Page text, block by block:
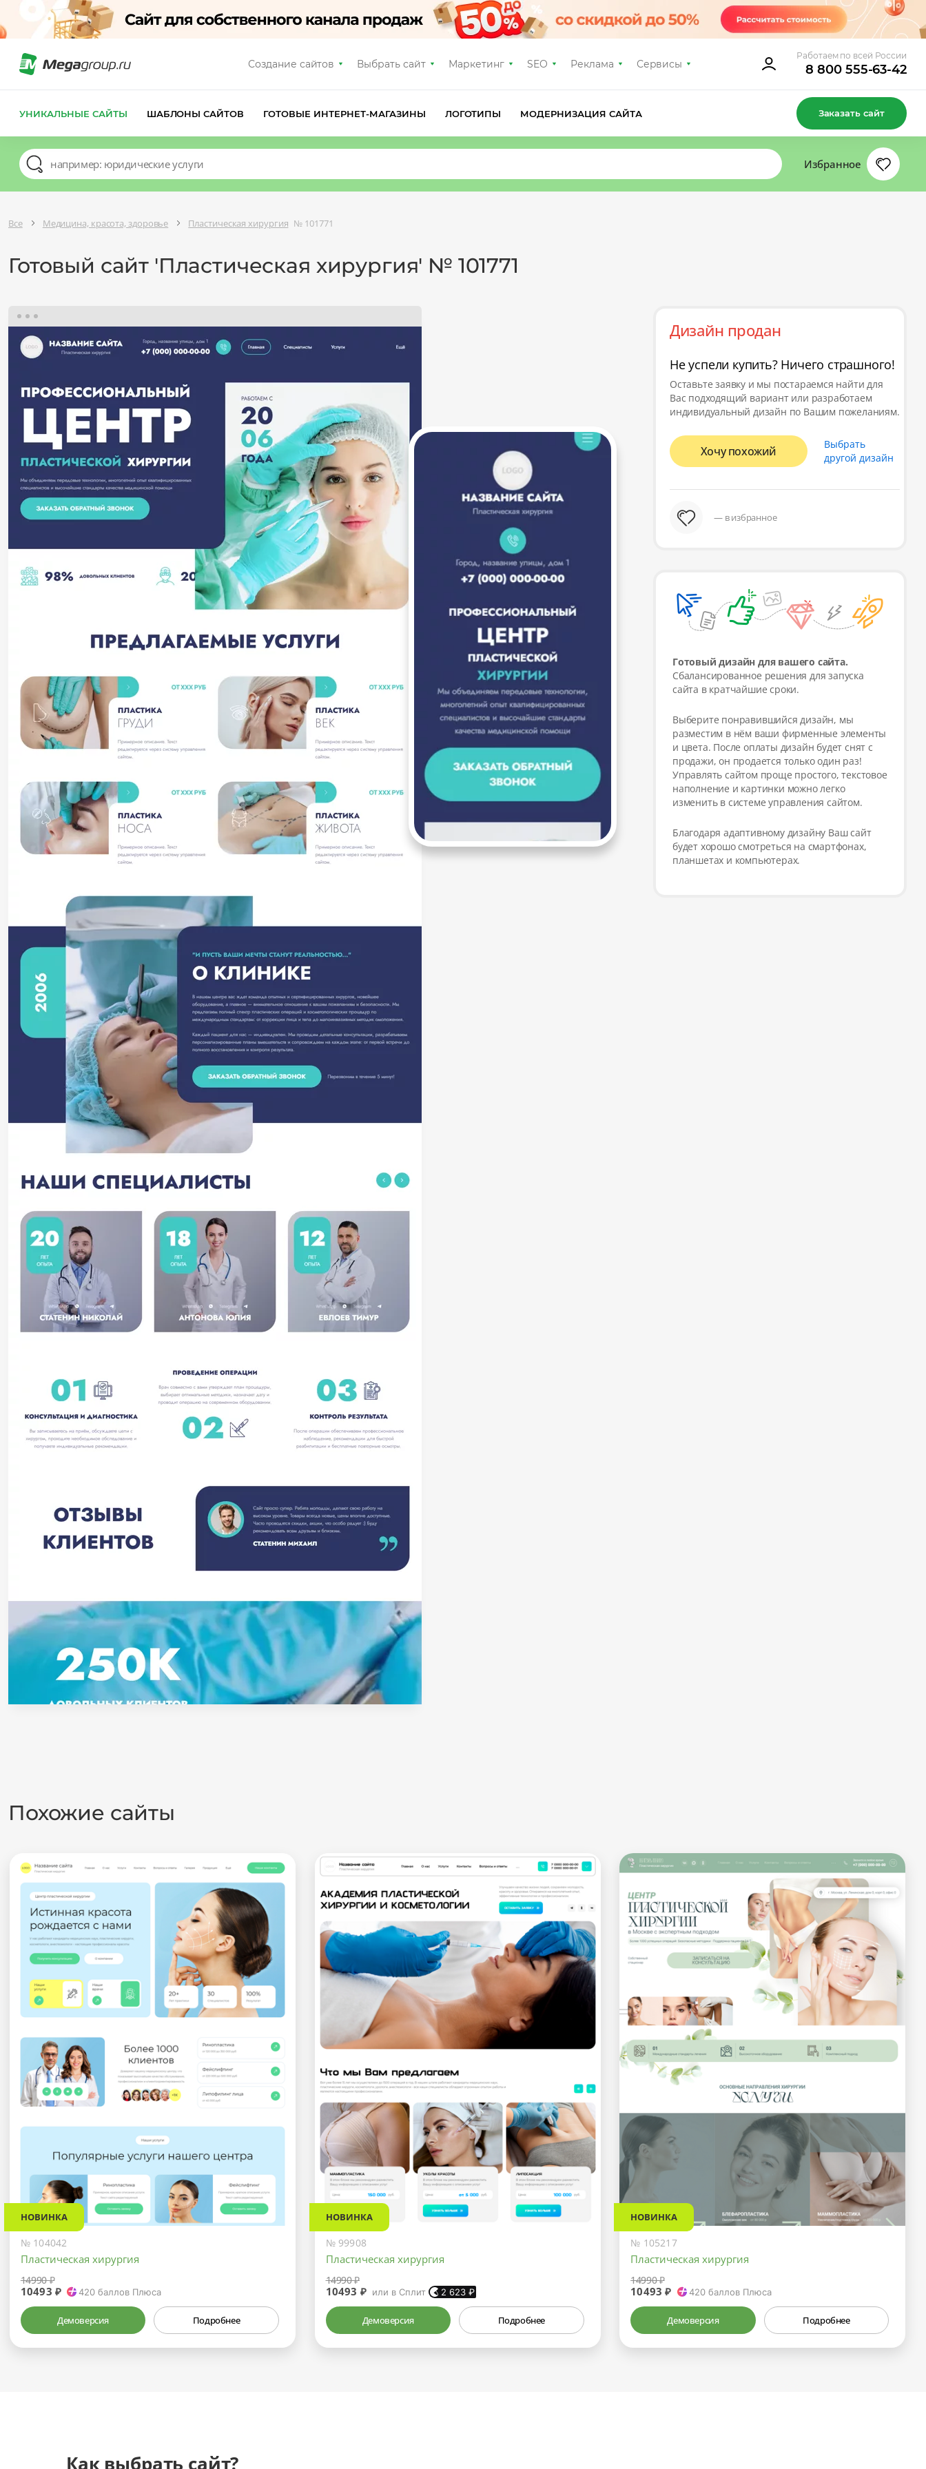
Создание сайтов Выбрать сайт Маркетинг SEO Реклама Сервисы
Работаем по всей России
8 800 555-63-42
УНИКАЛЬНЫЕ САЙТЫ ШАБЛОНЫ САЙТОВ ГОТОВЫЕ ИНТЕРНЕТ-МАГАЗИНЫ ЛОГОТИПЫ МОДЕРНИЗАЦИЯ САЙТА Заказать сайт
Избранное
Все Медицина, красота, здоровье Пластическая хирургия № 101771
Готовый сайт 'Пластическая хирургия' № 101771
Дизайн продан
Не успели купить? Ничего страшного!
Оставьте заявку и мы постараемся найти для
Вас подходящий вариант или разработаем
индивидуальный дизайн по Вашим пожеланиям.
Хочу похожий
Выбрать
другой дизайн
— в избранное
Готовый дизайн для вашего сайта.
Сбалансированное решения для запуска
сайта в кратчайшие сроки.
Выберите понравившийся дизайн, мы
разместим в нём ваши фирменные элементы
и цвета. После оплаты дизайн будет снят с
продажи, он продается только один раз!
Управлять сайтом проще простого, текстовое
наполнение и картинки можно легко
изменить в системе управления сайтом.
Благодаря адаптивному дизайну Ваш сайт
будет хорошо смотреться на смартфонах,
планшетах и компьютерах.
Похожие сайты
НОВИНКА
№ 104042
Пластическая хирургия
14990 ₽
10493 ₽ 420 баллов Плюса
Демоверсия Подробнее
НОВИНКА
№ 99908
Пластическая хирургия
14990 ₽
10493 ₽ или в Сплит 2 623₽
Демоверсия Подробнее
НОВИНКА
№ 105217
Пластическая хирургия
14990 ₽
10493 ₽ 420баллов Плюса
Демоверсия Подробнее
Как выбрать сайт?